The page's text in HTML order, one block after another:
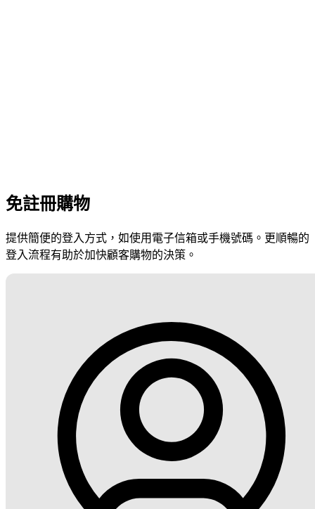
免註冊購物
提供簡便的登入方式，如使用電子信箱或手機號碼。更順暢的
登入流程有助於加快顧客購物的決策。